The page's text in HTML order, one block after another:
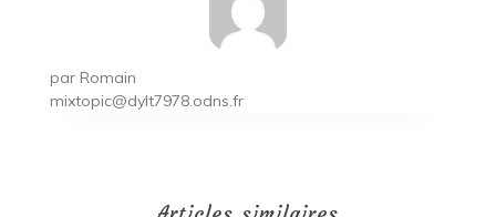
par Romain
mixtopic@dylt7978.odns.fr